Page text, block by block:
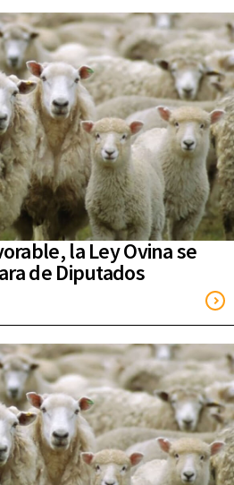
la Ley Ovina se
de Diputados